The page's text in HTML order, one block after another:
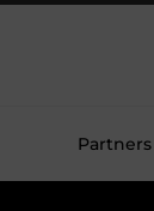
Partners